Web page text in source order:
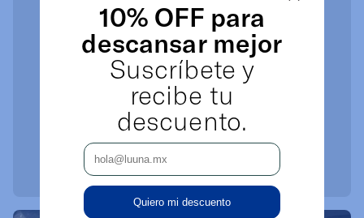
10% OFF para
descansar mejor
Suscríbete y
recibe tu
descuento.
Quiero mi descuento